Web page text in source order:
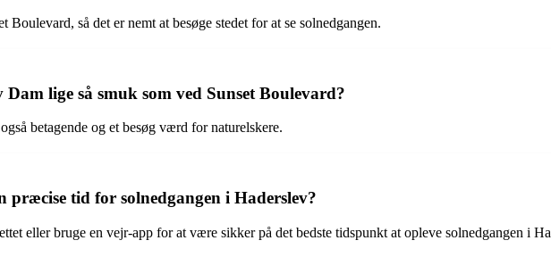
Boulevard, så det er nemt at besøge stedet for at se solnedgangen.
lige så smuk som ved Sunset Boulevard?
betagende og et besøg værd for naturelskere.
tid for solnedgangen i Haderslev?
eller bruge en vejr-app for at være sikker på det bedste tidspunkt at opleve solnedgangen i